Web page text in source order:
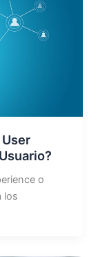
o
los